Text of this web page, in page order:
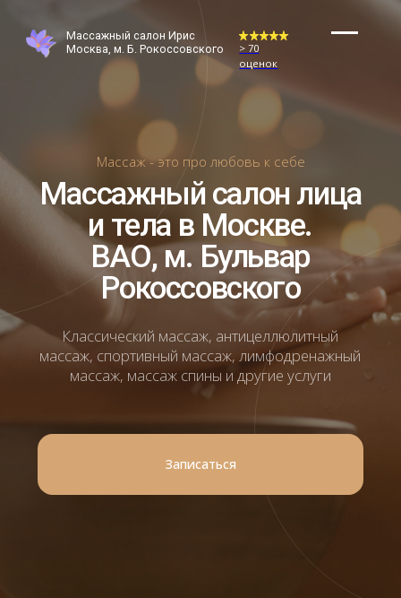
> 70
оценок
Массажный салон лица
и тела в Москве.
ВАО, м. Бульвар
Рокоссовского
Классический массаж, антицеллюлитный
массаж, спортивный массаж, лимфодренажный
массаж, массаж спины и другие услуги
Записаться
Москва, м. Б. Рокоссовского > 70
оценок
Преимущества